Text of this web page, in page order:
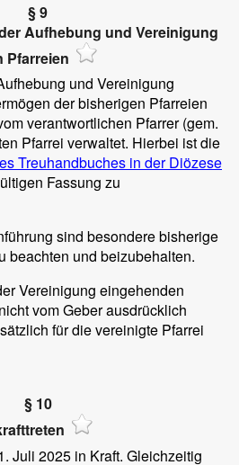
§ 9
Aufhebung und Vereinigung
Pfarreien
und Vereinigung
der bisherigen Pfarreien
verantwortlichen Pfarrer (gem.
Pfarrei verwaltet. Hierbei ist die
Treuhandbuches in der Diözese
Fassung zu
sind besondere bisherige
beachten und beizubehalten.
Vereinigung eingehenden
vom Geber ausdrücklich
für die vereinigte Pfarrei
§ 10
Juli 2025 in Kraft. Gleichzeitig